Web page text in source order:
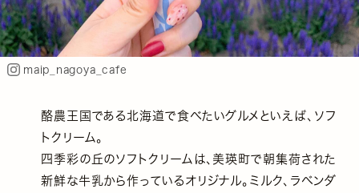
maip_nagoya_cafe
酪農王国である北海道で食べたいグルメといえば、ソフ
トクリーム。
四季彩の丘のソフトクリームは、美瑛町で朝集荷された
新鮮な牛乳から作っているオリジナル。ミルク、ラベンダ